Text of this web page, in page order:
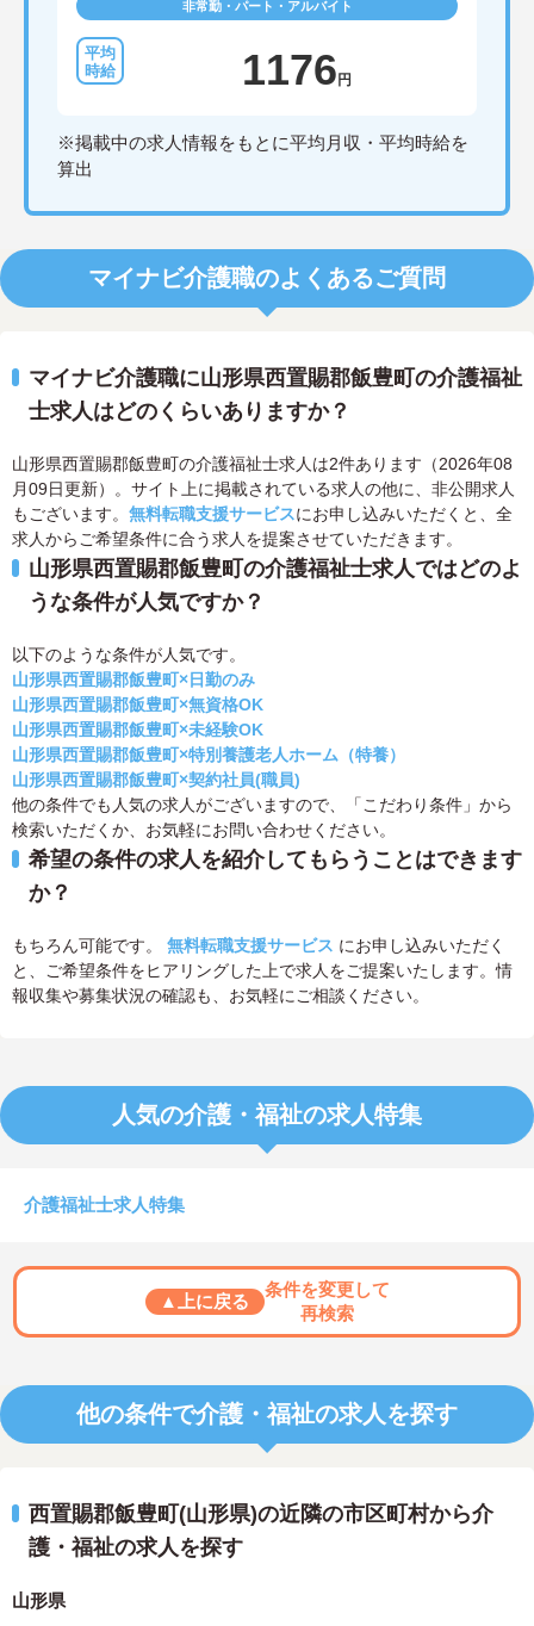
非常勤・パート・アルバイト
1176 円
※掲載中の求人情報をもとに平均月収・平均時給を
算出
マイナビ介護職のよくあるご質問
マイナビ介護職に山形県西置賜郡飯豊町の介護福祉
士求人はどのくらいありますか？
山形県西置賜郡飯豊町の介護福祉士求人は2件あります（2026年08
月09日更新）。サイト上に掲載されている求人の他に、非公開求人
もございます。 無料転職支援サービスにお申し込みいただくと、全
求人からご希望条件に合う求人を提案させていただきます。
山形県西置賜郡飯豊町の介護福祉士求人ではどのよ
うな条件が人気ですか？
以下のような条件が人気です。
山形県西置賜郡飯豊町×日勤のみ
山形県西置賜郡飯豊町×無資格OK
山形県西置賜郡飯豊町×未経験OK
山形県西置賜郡飯豊町×特別養護老人ホーム（特養）
山形県西置賜郡飯豊町×契約社員(職員)
他の条件でも人気の求人がございますので、「こだわり条件」から
検索いただくか、お気軽にお問い合わせください。
希望の条件の求人を紹介してもらうことはできます
か？
もちろん可能です。 無料転職支援サービス にお申し込みいただく
と、ご希望条件をヒアリングした上で求人をご提案いたします。情
報収集や募集状況の確認も、お気軽にご相談ください。
人気の介護・福祉の求人特集
介護福祉士求人特集
▲上に戻る
条件を変更して
再検索
他の条件で介護・福祉の求人を探す
西置賜郡飯豊町(山形県)の近隣の市区町村から介
護・福祉の求人を探す
山形県